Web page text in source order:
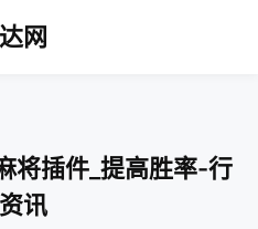
网
将插件_提高胜率-行
讯